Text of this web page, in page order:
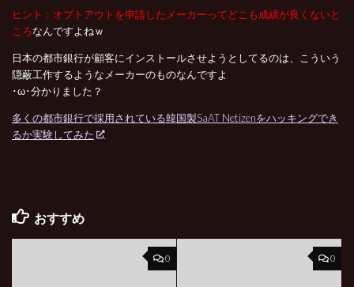
ヒント：オプトアウトを申請したメーカーってどこも成績が良くないと
ころなんですよねｗ
日本の都市銀行が顧客にインストールさせようとしてるのは、こういう
隠蔽工作するようなメーカーのものなんですよ
･ω･分かりました？
多くの都市銀行で採用されている韓国製SaAT Netizenをハッキングでき
るか実験してみた
おすすめ
0 0